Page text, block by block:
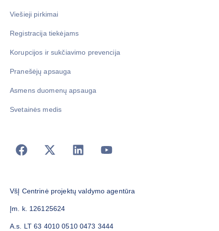
Viešieji pirkimai
Registracija tiekėjams
Korupcijos ir sukčiavimo prevencija
Pranešėjų apsauga
Asmens duomenų apsauga
Svetainės medis
VšĮ Centrinė projektų valdymo agentūra
Įm. k. 126125624
A.s. LT 63 4010 0510 0473 3444